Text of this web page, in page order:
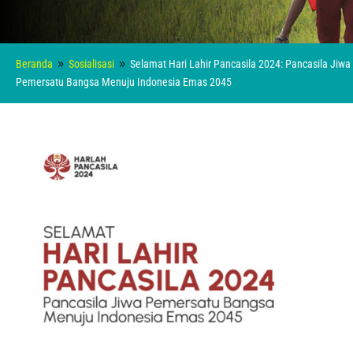
Beranda 9 Sosialisasi 9 Selamat Hari Lahir Pancasila 2024: Pancasila Jiwa
Pemersatu Bangsa Menuju Indonesia Emas 2045